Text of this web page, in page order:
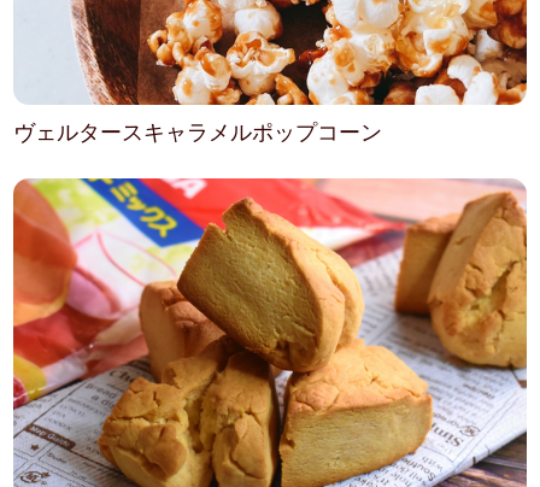
ヴェルタースキャラメルポップコーン